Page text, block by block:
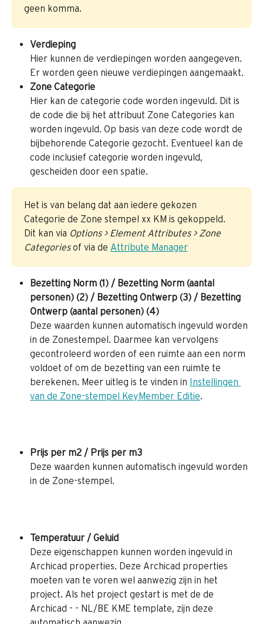
geen komma.
Verdieping
Hier kunnen de verdiepingen worden aangegeven.
Er worden geen nieuwe verdiepingen aangemaakt.
Zone Categorie
Hier kan de categorie code worden ingevuld. Dit is
de code die bij het attribuut Zone Categories kan
worden ingevuld. Op basis van deze code wordt de
bijbehorende Categorie gezocht. Eventueel kan de
code inclusief categorie worden ingevuld,
gescheiden door een spatie.
Het is van belang dat aan iedere gekozen
Categorie de Zone stempel xx KM is gekoppeld.
Dit kan via Options > Element Attributes > Zone
Categories of via de Attribute Manager
Bezetting Norm (1) / Bezetting Norm (aantal
personen) (2) / Bezetting Ontwerp (3) / Bezetting
Ontwerp (aantal personen) (4)
Deze waarden kunnen automatisch ingevuld worden
in de Zonestempel. Daarmee kan vervolgens
gecontroleerd worden of een ruimte aan een norm
voldoet of om de bezetting van een ruimte te
berekenen. Meer uitleg is te vinden in Instellingen
van de Zone-stempel KeyMember Editie.
Prijs per m2 / Prijs per m3
Deze waarden kunnen automatisch ingevuld worden
in de Zone-stempel.
Temperatuur / Geluid
Deze eigenschappen kunnen worden ingevuld in
Archicad properties. Deze Archicad properties
moeten van te voren wel aanwezig zijn in het
project. Als het project gestart is met de de
Archicad - - NL/BE KME template, zijn deze